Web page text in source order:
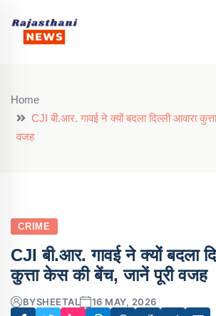
Home
CJI बी.आर. गावई ने क्यों बदला दिल्ली आवारा
वजह
CRIME
CJI बी.आर. गावई ने क्यों बदला
कुत्ता केस की बेंच, जानें पूरी वजह
BYSHEETAL 16 MAY, 2026